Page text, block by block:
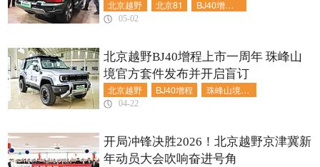
北京越野 北京81 BJ40增程长续航版
05-02
北京越野 BJ40增程 珠峰山境官方套件
北京越野BJ40增程上市一周年 珠峰山
境官方套件发布并开启盲订
04-22
开局冲锋决胜2026！北京越野京津冀新
年动员大会吹响奋进号角